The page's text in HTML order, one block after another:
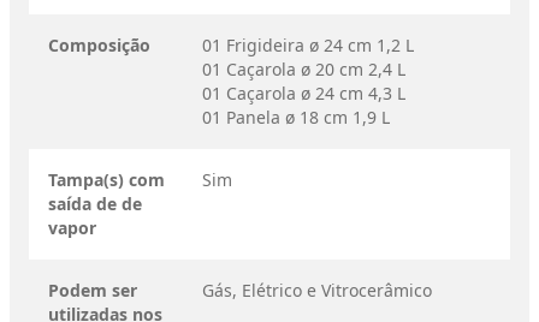
Composição
01 Frigideira ø 24 cm 1,2 L
01 Caçarola ø 20 cm 2,4 L
01 Caçarola ø 24 cm 4,3 L
01 Panela ø 18 cm 1,9 L
Tampa(s) com
saída de de
vapor
Sim
Podem ser
utilizadas nos
Gás, Elétrico e Vitrocerâmico